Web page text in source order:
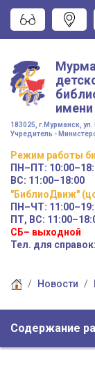
имени
183025, г.Мурманск, ул.
Учредитель -
Режим работы
ПН–ПТ:
ВС: 11:00–18:00
"БиблиоДвиж"
ПН–ЧТ:
ПТ, ВС:
СБ– выходной
Тел. для
Новости
Содержание